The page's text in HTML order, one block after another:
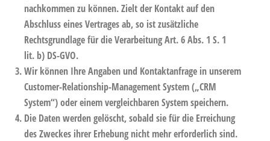
nachkommen zu können. Zielt der Kontakt auf den
Abschluss eines Vertrages ab, so ist zusätzliche
Rechtsgrundlage für die Verarbeitung Art. 6 Abs. 1 S. 1
lit. b) DS-GVO.
Wir können Ihre Angaben und Kontaktanfrage in unserem
Customer-Relationship-Management System („CRM
System“) oder einem vergleichbaren System speichern.
Die Daten werden gelöscht, sobald sie für die Erreichung
des Zweckes ihrer Erhebung nicht mehr erforderlich sind.